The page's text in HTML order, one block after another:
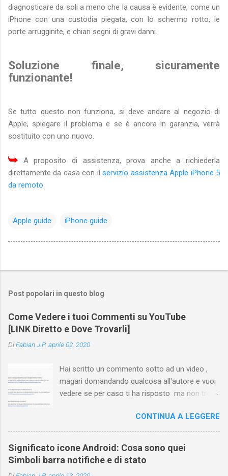
diagnosticare da soli a meno che la causa è evidente, come un
iPhone con una custodia piegata, con lo schermo rotto, le
porte arrugginite, e chiari segni di gravi danni.
Soluzione finale, sicuramente
funzionante!
Se tutto questo non funziona, si deve andare al negozio di
Apple, spiegare il problema e se è ancora in garanzia, verrà
sostituito con uno nuovo.
A proposito di assistenza, prova anche a richiederla
direttamente da casa con ilservizio assistenza Apple iPhone 5
da remoto.
Apple guide iPhone guide
Post popolari in questo blog
Come Vedere i tuoi Commenti su YouTube
[LINK Diretto e Dove Trovarli]
DiFabian J.P. aprile 02, 2020
Hai scritto un commento sotto ad un video ,
magari domandando qualcosa all'autore e vuoi
vedere se per caso ti ha risposto ma non trovi
nessuna voce del tipo " cronologia commenti
YouTube " o cose simili? Vuoi sapere come
farlo sia se accedi dal tuo computer (PC/Mac)
oppure tramite smartphone (Android o iPhone)
CONTINUA A LEGGERE
Significato icone Android: Cosa sono quei
Simboli barra notifiche e di stato